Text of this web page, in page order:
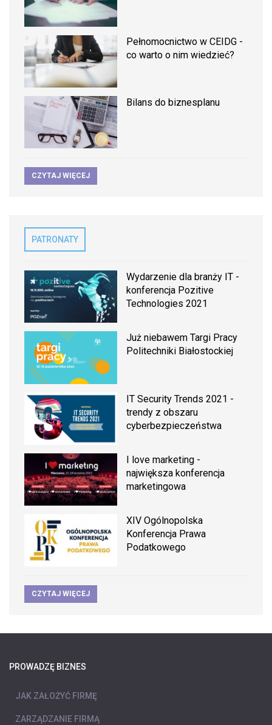
Pełnomocnictwo w CEIDG -
co warto o nim wiedzieć?
Bilans do biznesplanu
CZYTAJ WIĘCEJ
PATRONATY
Wydarzenie dla branży IT -
konferencja Pozitive
Technologies 2021
Już niebawem Targi Pracy
Politechniki Białostockiej
IT Security Trends 2021 -
trendy z obszaru
cyberbezpieczeństwa
I love marketing -
największa konferencja
marketingowa
XIV Ogólnopolska
Konferencja Prawa
Podatkowego
CZYTAJ WIĘCEJ
PROWADZĘ BIZNES
JAK ZAŁOŻYĆ FIRMĘ
ZARZĄDZANIE FIRMĄ